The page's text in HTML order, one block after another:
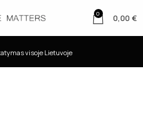
0 0,00 €
visoje Lietuvoje